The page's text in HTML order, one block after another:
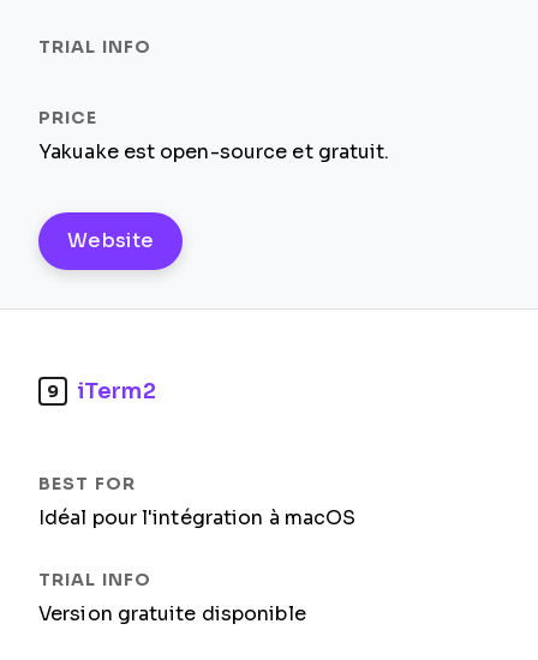
Yakuake est open-source et gratuit.
Website
9 iTerm2
Idéal pour l'intégration à macOS
Version gratuite disponible